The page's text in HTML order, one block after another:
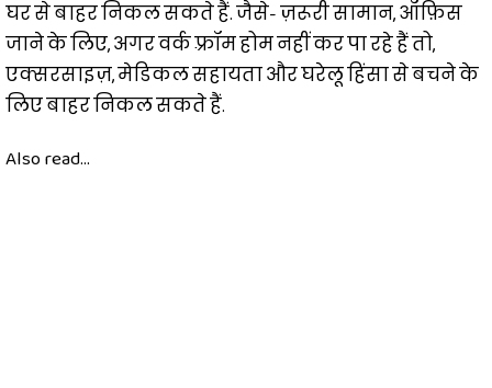
घर से बाहर निकल सकते हैं. जैसे- ज़रूरी सामान, ऑफ़िस
जाने के लिए, अगर वर्क फ़्रॉम होम नहीं कर पा रहे हैं तो,
एक्सरसाइज़, मेडिकल सहायता और घरेलू हिंसा से बचने के
लिए बाहर निकल सकते हैं.
Also read...